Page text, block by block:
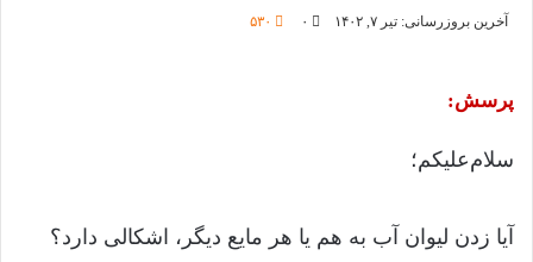
آخرین بروزرسانی: تیر ۷, ۱۴۰۲ ۰ ۵۳۰
پرسش:
سلام‌علیکم؛
آیا زدن لیوان آب به هم یا هر مایع دیگر، اشکالی دارد؟